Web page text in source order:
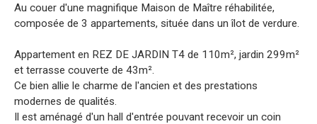
Au couer d'une magnifique Maison de Maître réhabilitée,
composée de 3 appartements, située dans un îlot de verdure.
Appartement en REZ DE JARDIN T4 de 110m², jardin 299m²
et terrasse couverte de 43m².
Ce bien allie le charme de l'ancien et des prestations
modernes de qualités.
Il est aménagé d'un hall d'entrée pouvant recevoir un coin